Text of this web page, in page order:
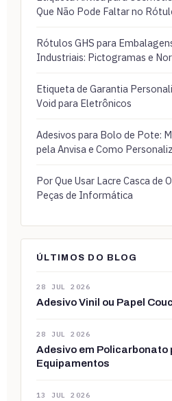
Que Não Pode Faltar no
Rótulos GHS para
Industriais: Pictogramas e
Etiqueta de Garantia
Void para Eletrônicos
Adesivos para Bolo de Pote:
pela Anvisa e Como
Por Que Usar Lacre Casca de
Peças de Informática
ÚLTIMOS DO BLOG
28 JUL 2026
Adesivo Vinil ou Papel
28 JUL 2026
Adesivo em Policarbonato
Equipamentos
13 JUL 2026